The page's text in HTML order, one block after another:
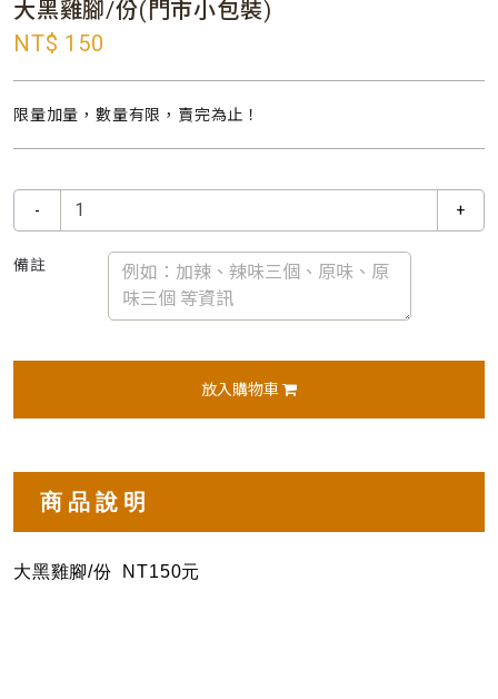
大黑雞腳/份(門市小包裝)
NT$ 150
限量加量，數量有限，賣完為止！
- +
備註
放入購物車
商品說明
大黑雞腳/份 NT150元